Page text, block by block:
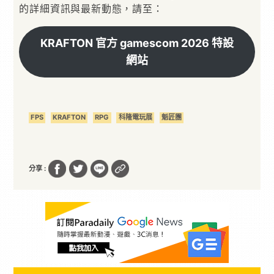
的詳細資訊與最新動態，請至：
KRAFTON 官方 gamescom 2026 特設
網站
FPS KRAFTON RPG 科隆電玩展 魁匠團
分享 :